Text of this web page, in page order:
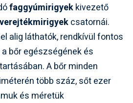
faggyúmirigyekkivezető
verejtékmirigyekcsatornái.
alig láthatók, rendkívül fontos
bőr egészségének és
A bőr minden
több száz, sőt ezer
és méretük